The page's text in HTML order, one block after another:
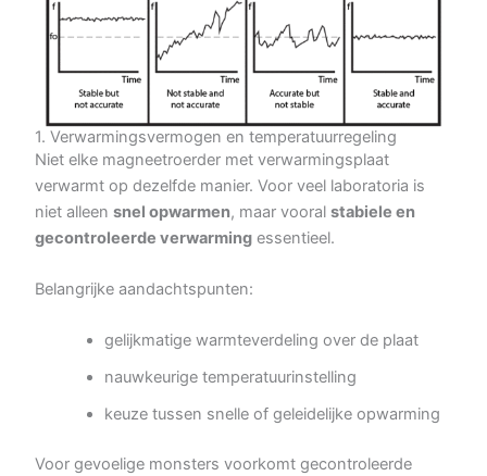
1. Verwarmingsvermogen en temperatuurregeling
Niet elke magneetroerder met verwarmingsplaat
verwarmt op dezelfde manier. Voor veel laboratoria is
niet alleensnel opwarmen, maar vooralstabiele en
gecontroleerde verwarming essentieel.
Belangrijke aandachtspunten:
gelijkmatige warmteverdeling over de plaat
nauwkeurige temperatuurinstelling
keuze tussen snelle of geleidelijke opwarming
Voor gevoelige monsters voorkomt gecontroleerde